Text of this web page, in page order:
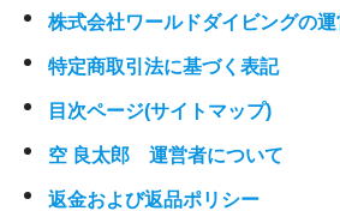
株式会社ワールドダイビングの運
特定商取引法に基づく表記
目次ページ(サイトマップ)
空 良太郎 運営者について
返金および返品ポリシー